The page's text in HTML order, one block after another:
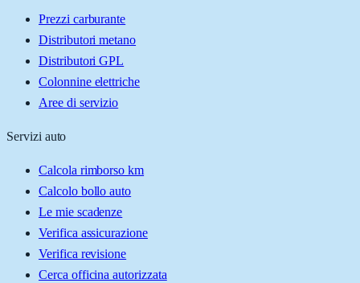
Prezzi carburante
Distributori metano
Distributori GPL
Colonnine elettriche
Aree di servizio
Servizi auto
Calcola rimborso km
Calcolo bollo auto
Le mie scadenze
Verifica assicurazione
Verifica revisione
Cerca officina autorizzata